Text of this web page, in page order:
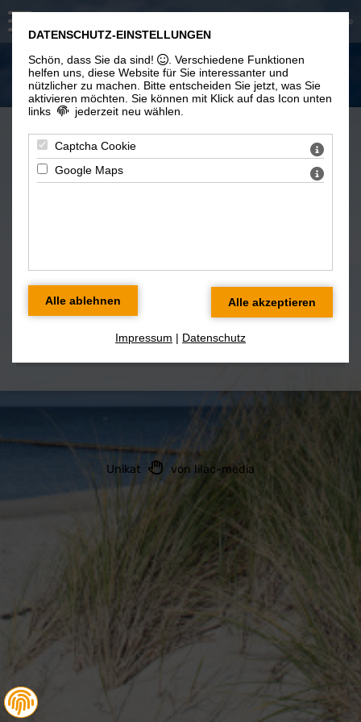
Sie sind hier: Anreise
Anreise
Möchten Sie Google Maps laden? Mit Klick auf
"Google Maps anzeigen" geben Sie Ihre
Google Maps anzeigen
Unikat von lilac-media
DATENSCHUTZ-EINSTELLUNGEN
Schön, dass Sie da sind!
. Verschiedene Funktionen
helfen uns, diese Website für Sie interessanter und
nützlicher zu machen.
Bitte entscheiden Sie jetzt, was Sie
aktivieren möchten. Sie können mit Klick auf das Icon unten
links
jederzeit neu wählen.
Captcha Cookie
Google Maps
Impressum | Datenschutz